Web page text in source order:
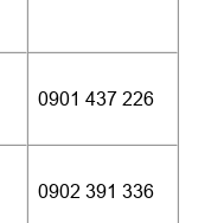
0901 437 226
0902 391 336